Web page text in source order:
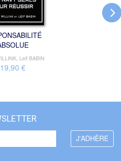
, Leif BABIN
19,90 €